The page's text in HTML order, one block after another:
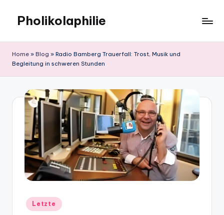
content
Pholikolaphilie
Home » Blog » Radio Bamberg Trauerfall: Trost, Musik und
Begleitung in schweren Stunden
Posted
in
Letzte